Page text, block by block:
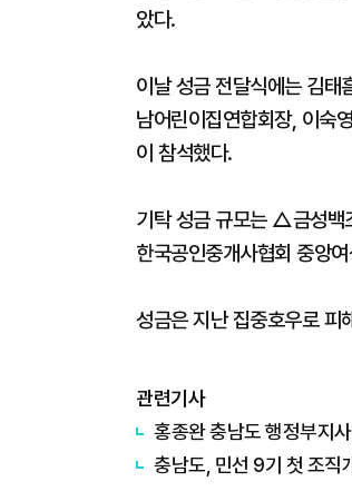
았다.
이날 성금 전달식에는 김태
남어린이집연합회장, 이숙
이 참석했다.
기탁 성금 규모는 △금성
한국공인중개사협회 중앙
성금은 지난 집중호우로 피
관련기사
홍종완 충남도 행정부지
충남도, 민선 9기 첫 조직